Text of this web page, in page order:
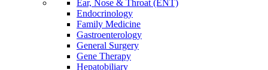
Ear, Nose & Throat (ENT)
Endocrinology
Family Medicine
Gastroenterology
General Surgery
Gene Therapy
Hepatobiliary